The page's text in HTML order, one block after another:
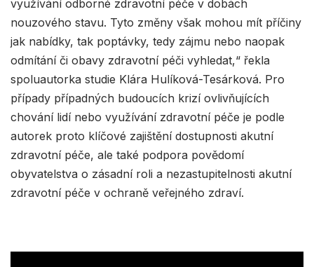
využívání odborné zdravotní péče v dobách
nouzového stavu. Tyto změny však mohou mít příčiny
jak nabídky, tak poptávky, tedy zájmu nebo naopak
odmítání či obavy zdravotní péči vyhledat,“ řekla
spoluautorka studie Klára Hulíková-Tesárková. Pro
případy případných budoucích krizí ovlivňujících
chování lidí nebo využívání zdravotní péče je podle
autorek proto klíčové zajištění dostupnosti akutní
zdravotní péče, ale také podpora povědomí
obyvatelstva o zásadní roli a nezastupitelnosti akutní
zdravotní péče v ochraně veřejného zdraví.